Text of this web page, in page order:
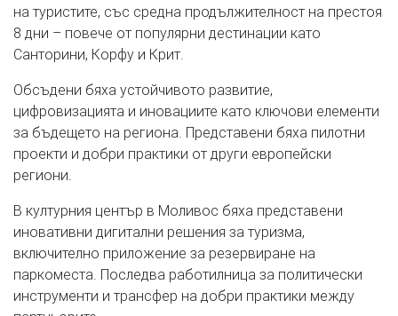
на туристите, със средна продължителност на престоя
8 дни – повече от популярни дестинации като
Санторини, Корфу и Крит.
Обсъдени бяха устойчивото развитие,
цифровизацията и иновациите като ключови елементи
за бъдещето на региона. Представени бяха пилотни
проекти и добри практики от други европейски
региони.
В културния център в Моливос бяха представени
иновативни дигитални решения за туризма,
включително приложение за резервиране на
паркоместа. Последва работилница за политически
инструменти и трансфер на добри практики между